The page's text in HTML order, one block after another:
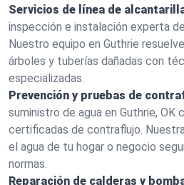
Servicios de línea de
inspección e instalación experta
Nuestro equipo en Guthrie
árboles y tuberías dañadas con
especializadas.
Prevención y pruebas de
suministro de agua en Guthrie, OK
certificadas de contraflujo.
el agua de tu hogar o negocio
normas.
Reparación de calderas y